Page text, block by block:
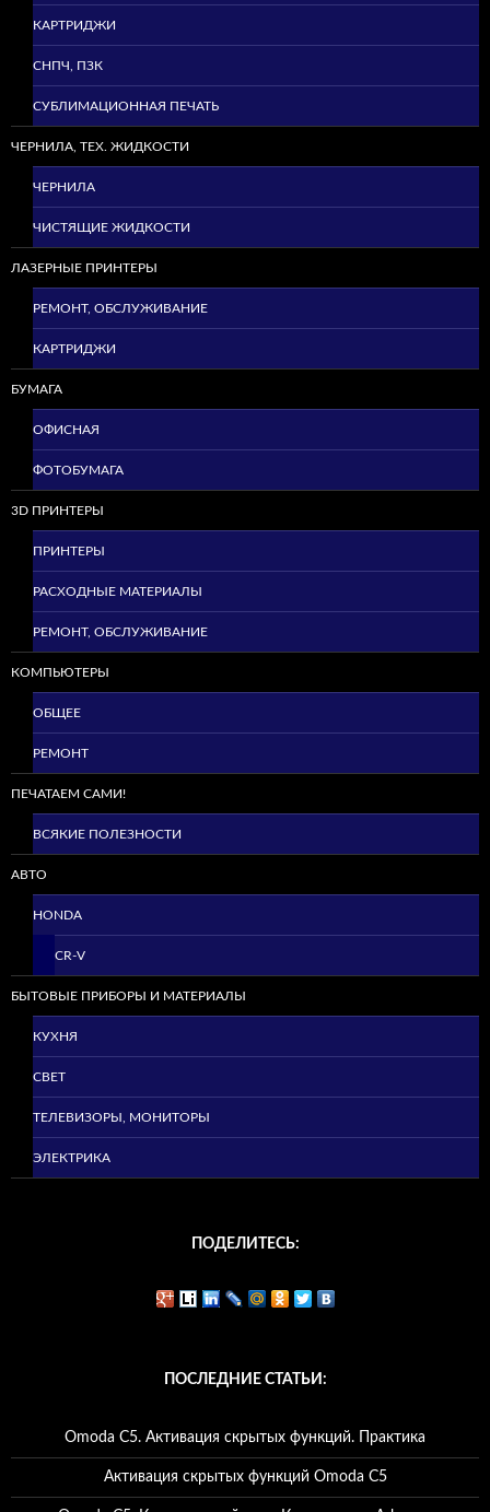
КАРТРИДЖИ
СНПЧ, ПЗК
СУБЛИМАЦИОННАЯ ПЕЧАТЬ
ЧЕРНИЛА, ТЕХ. ЖИДКОСТИ
ЧЕРНИЛА
ЧИСТЯЩИЕ ЖИДКОСТИ
ЛАЗЕРНЫЕ ПРИНТЕРЫ
РЕМОНТ, ОБСЛУЖИВАНИЕ
КАРТРИДЖИ
БУМАГА
ОФИСНАЯ
ФОТОБУМАГА
3D ПРИНТЕРЫ
ПРИНТЕРЫ
РАСХОДНЫЕ МАТЕРИАЛЫ
РЕМОНТ, ОБСЛУЖИВАНИЕ
КОМПЬЮТЕРЫ
ОБЩЕЕ
РЕМОНТ
ПЕЧАТАЕМ САМИ!
ВСЯКИЕ ПОЛЕЗНОСТИ
АВТО
HONDA
CR-V
БЫТОВЫЕ ПРИБОРЫ И МАТЕРИАЛЫ
КУХНЯ
СВЕТ
ТЕЛЕВИЗОРЫ, МОНИТОРЫ
ЭЛЕКТРИКА
ПОДЕЛИТЕСЬ:
ПОСЛЕДНИЕ СТАТЬИ:
Omoda C5. Активация скрытых функций. Практика
Активация скрытых функций Omoda C5